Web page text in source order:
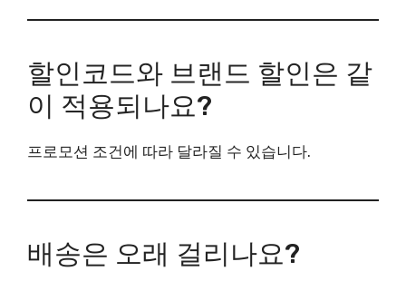
할인코드와 브랜드 할인은 같
이 적용되나요?
프로모션 조건에 따라 달라질 수 있습니다.
배송은 오래 걸리나요?